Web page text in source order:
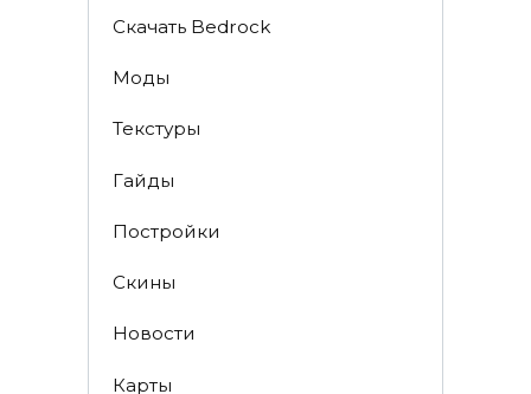
Скачать Bedrock
Моды
Текстуры
Гайды
Постройки
Скины
Новости
Карты